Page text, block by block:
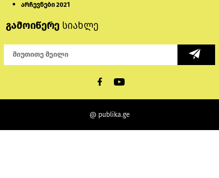
არჩევნები 2021
გამოიწერე სიახლე
@ publika.ge